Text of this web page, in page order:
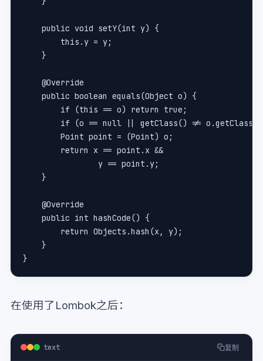
    public void setY(int y) {
        this.y = y;
    }
    @Override
    public boolean equals(Object o) {
        if (this == o) return true;
if (o == null || getClass() !=
        Point point = (Point) o;
        return x == point.x &&
                y == point.y;
    }
    @Override
    public int hashCode() {
        return Objects.hash(x, y);
    }
}
在使用了Lombok之后：
text 复制